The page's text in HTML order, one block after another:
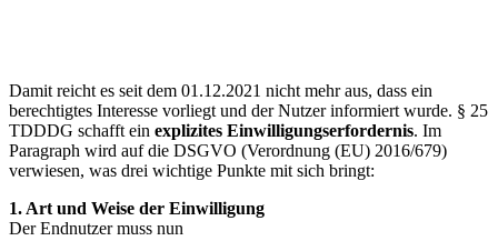
Damit reicht es seit dem 01.12.2021 nicht mehr aus, dass ein
berechtigtes Interesse vorliegt und der Nutzer informiert wurde. § 25
TDDDG schafft ein explizites Einwilligungserfordernis. Im
Paragraph wird auf die DSGVO (Verordnung (EU) 2016/679)
verwiesen, was drei wichtige Punkte mit sich bringt:
1. Art und Weise der Einwilligung
Der Endnutzer muss nun